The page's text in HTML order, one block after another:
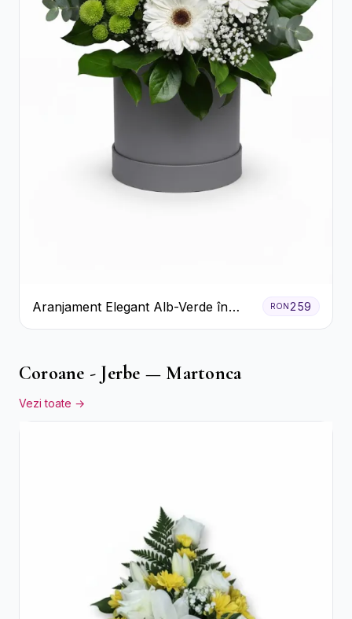
Aranjament Elegant Alb-Verde în
Cutie Gri
RON 259
Coroane - Jerbe — Martonca
Vezi toate →